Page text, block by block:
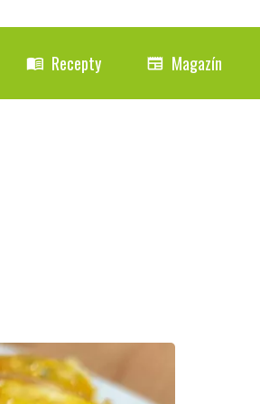
menu_book Recepty newspaper Magazín